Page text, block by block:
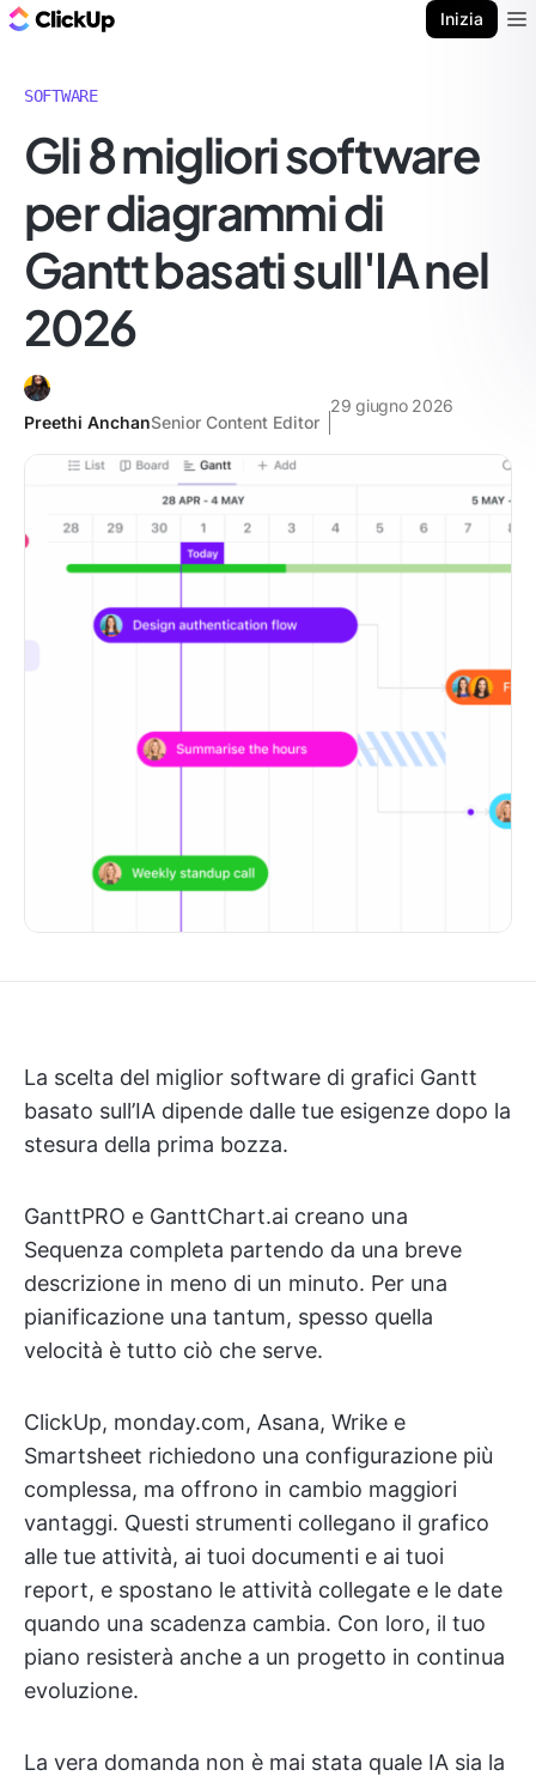
Inizia
SOFTWARE
Gli 8 migliori software
per diagrammi di
Gantt basati sull'IA nel
2026
Preethi AnchanSenior Content Editor
29 giugno 2026
La scelta del miglior software di grafici Gantt
basato sull’IA dipende dalle tue esigenze dopo la
stesura della prima bozza.
GanttPRO e GanttChart.ai creano una
Sequenza completa partendo da una breve
descrizione in meno di un minuto. Per una
pianificazione una tantum, spesso quella
velocità è tutto ciò che serve.
ClickUp, monday.com, Asana, Wrike e
Smartsheet richiedono una configurazione più
complessa, ma offrono in cambio maggiori
vantaggi. Questi strumenti collegano il grafico
alle tue attività, ai tuoi documenti e ai tuoi
report, e spostano le attività collegate e le date
quando una scadenza cambia. Con loro, il tuo
piano resisterà anche a un progetto in continua
evoluzione.
La vera domanda non è mai stata quale IA sia la